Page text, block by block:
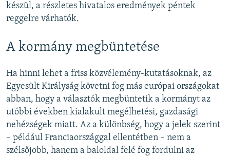
készül, a részletes hivatalos eredmények péntek
reggelre várhatók.
A kormány megbüntetése
Ha hinni lehet a friss közvélemény-kutatásoknak, az
Egyesült Királyság követni fog más európai országokat
abban, hogy a választók megbüntetik a kormányt az
utóbbi években kialakult megélhetési, gazdasági
nehézségek miatt. Az a különbség, hogy a jelek szerint
– például Franciaországgal ellentétben – nem a
szélsőjobb, hanem a baloldal felé fog fordulni az